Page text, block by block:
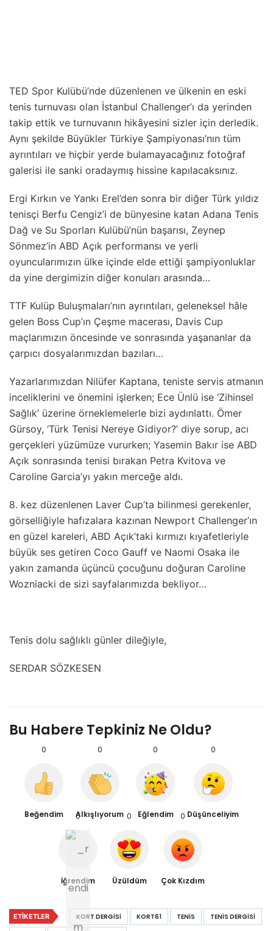
TED Spor Kulübü’nde düzenlenen ve ülkenin en eski
tenis turnuvası olan İstanbul Challenger’ı da yerinden
takip ettik ve turnuvanın hikâyesini sizler için derledik.
Aynı şekilde Büyükler Türkiye Şampiyonası’nın tüm
ayrıntıları ve hiçbir yerde bulamayacağınız fotoğraf
galerisi ile sanki oradaymış hissine kapılacaksınız.
Ergi Kırkın ve Yankı Erel’den sonra bir diğer Türk yıldız
tenisçi Berfu Cengiz’i de bünyesine katan Adana Tenis
Dağ ve Su Sporları Kulübü’nün başarısı, Zeynep
Sönmez’in ABD Açık performansı ve yerli
oyuncularımızın ülke içinde elde ettiği şampiyonluklar
da yine dergimizin diğer konuları arasında…
TTF Kulüp Buluşmaları’nın ayrıntıları, geleneksel hâle
gelen Boss Cup’ın Çeşme macerası, Davis Cup
maçlarımızın öncesinde ve sonrasında yaşananlar da
çarpıcı dosyalarımızdan bazıları…
Yazarlarımızdan Nilüfer Kaptana, teniste servis atmanın
inceliklerini ve önemini işlerken; Ece Ünlü ise ‘Zihinsel
Sağlık’ üzerine örneklemelerle bizi aydınlattı. Ömer
Gürsoy, ‘Türk Tenisi Nereye Gidiyor?’ diye sorup, acı
gerçekleri yüzümüze vururken; Yasemin Bakır ise ABD
Açık sonrasında tenisi bırakan Petra Kvitova ve
Caroline Garcia’yı yakın merceğe aldı.
8. kez düzenlenen Laver Cup’ta bilinmesi gerekenler,
görselliğiyle hafızalara kazınan Newport Challenger’ın
en güzel kareleri, ABD Açık’taki kırmızı kıyafetleriyle
büyük ses getiren Coco Gauff ve Naomi Osaka ile
yakın zamanda üçüncü çocuğunu doğuran Caroline
Wozniacki de sizi sayfalarımızda bekliyor…
Tenis dolu sağlıklı günler dileğiyle,
SERDAR SÖZKESEN
Bu Habere Tepkiniz Ne Oldu?
0
Beğendim
0
Alkışlıyorum
0
Eğlendim
0
Düşünceliyim
0
İğrendim
0
Üzüldüm
0
Çok Kızdım
ETIKETLER KORT DERGISI KORT61 TENIS
TENIS DERGISI